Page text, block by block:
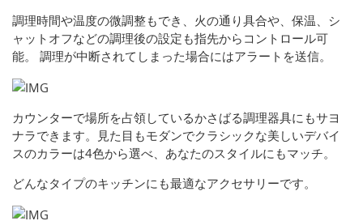
調理時間や温度の微調整もでき、火の通り具合や、保温、シ
ャットオフなどの調理後の設定も指先からコントロール可
能。 調理が中断されてしまった場合にはアラートを送信。
カウンターで場所を占領しているかさばる調理器具にもサヨ
ナラできます。見た目もモダンでクラシックな美しいデバイ
スのカラーは4色から選べ、あなたのスタイルにもマッチ。
どんなタイプのキッチンにも最適なアクセサリーです。